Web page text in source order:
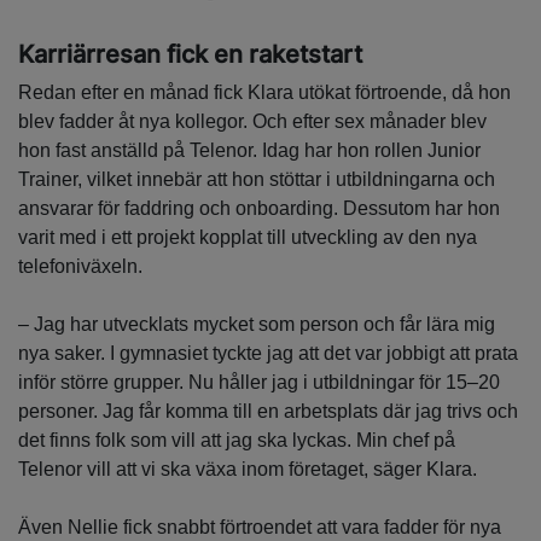
Karriärresan fick en raketstart
Redan efter en månad fick Klara utökat förtroende, då hon
blev fadder åt nya kollegor. Och efter sex månader blev
hon fast anställd på Telenor. Idag har hon rollen Junior
Trainer, vilket innebär att hon stöttar i utbildningarna och
ansvarar för faddring och onboarding. Dessutom har hon
varit med i ett projekt kopplat till utveckling av den nya
telefoniväxeln.
– Jag har utvecklats mycket som person och får lära mig
nya saker. I gymnasiet tyckte jag att det var jobbigt att prata
inför större grupper. Nu håller jag i utbildningar för 15–20
personer. Jag får komma till en arbetsplats där jag trivs och
det finns folk som vill att jag ska lyckas. Min chef på
Telenor vill att vi ska växa inom företaget, säger Klara.
Även Nellie fick snabbt förtroendet att vara fadder för nya